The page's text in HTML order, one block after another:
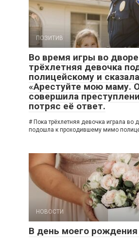
ПОЗИТИВ
Во время игры во дворе
трёхлетняя девочка
полицейскому и
«Арестуйте мою маму.
совершила
потряс её ответ.
# Пока трёхлетняя девочка играла во
подошла к проходившему мимо
НОВОСТИ
В день моего